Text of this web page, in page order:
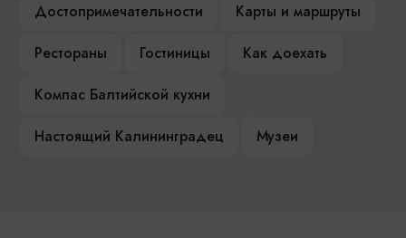
Достопримечательности
Карты и маршруты
Рестораны
Гостиницы
Как доехать
Компас Балтийской кухни
Настоящий Калининградец
Музеи